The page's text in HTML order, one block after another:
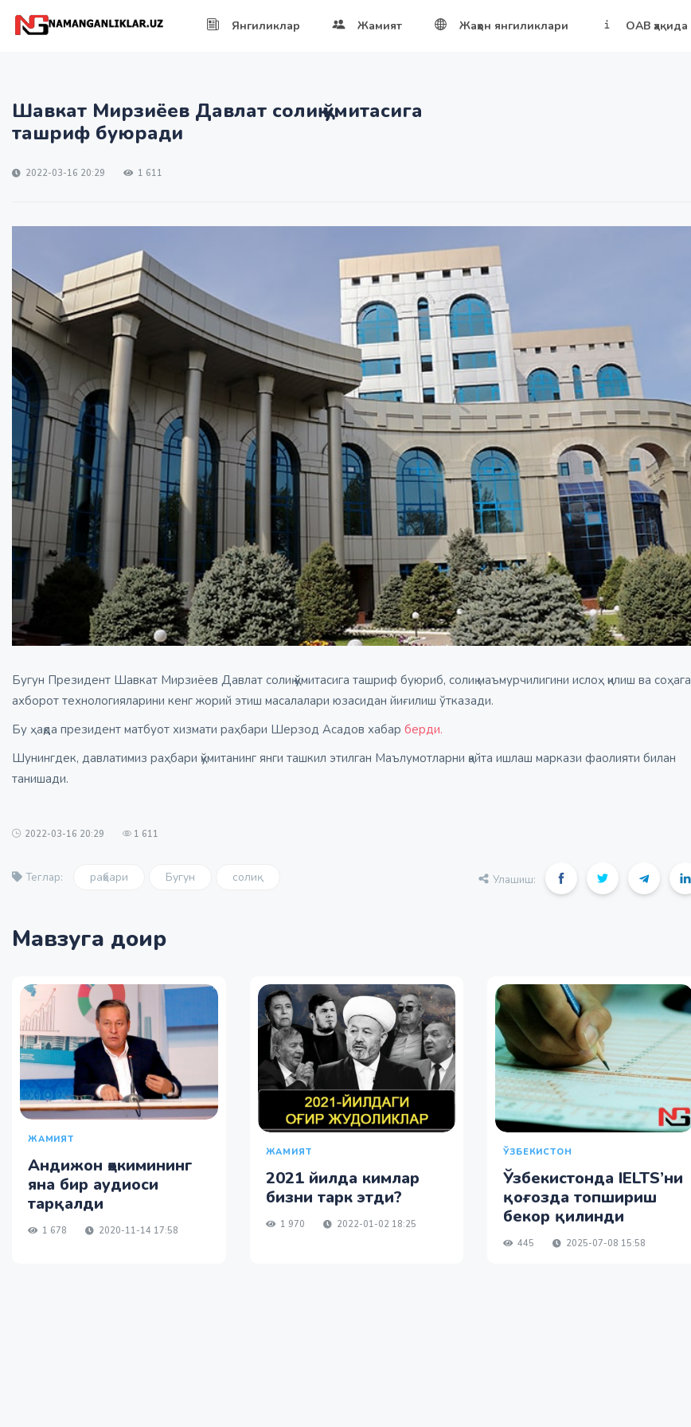
Янгиликлар Жамият Жаҳон янгиликлари ОАВ ҳақида
Шавкат Мирзиёев Давлат солиқ қўмитасига
ташриф буюради
2022-03-16 20:29 1 611
Бугун Президент Шавкат Мирзиёев Давлат солиқ қўмитасига ташриф буюриб, солиқ маъмурчилигини ислоҳ қилиш ва соҳага
ахборот технологияларини кенг жорий этиш масалалари юзасидан йиғилиш ўтказади.
Бу ҳақда президент матбуот хизмати раҳбари Шерзод Асадов хабар берди.
Шунингдек, давлатимиз раҳбари қўмитанинг янги ташкил этилган Маълумотларни қайта ишлаш маркази фаолияти билан
танишади.
2022-03-16 20:29 1 611
Теглар: раҳбари Бугун солиқ Улашиш:
Мавзуга доир
ЖАМИЯТ
Андижон ҳокимининг
яна бир аудиоси
тарқалди
1 678 2020-11-14 17:58
ЖАМИЯТ
2021 йилда кимлар
бизни тарк этди?
1 970 2022-01-02 18:25
ЎЗБЕКИСТОН
Ўзбекистонда IELTS’ни
қоғозда топшириш
бекор қилинди
445 2025-07-08 15:58